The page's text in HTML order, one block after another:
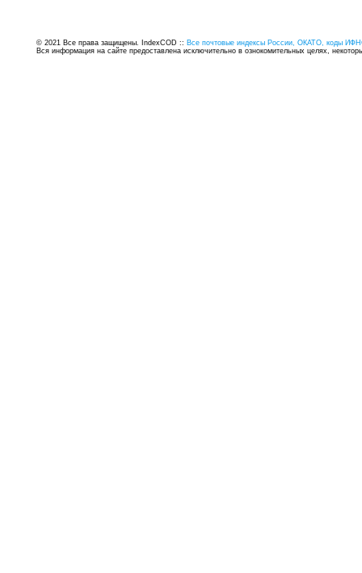
© 2021 Все права защищены. IndexCOD :: Все почтовые индексы России, ОКАТО, коды
Вся информация на сайте предоставлена исключительно в ознокомительных целях,